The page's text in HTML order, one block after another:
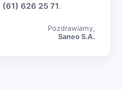
(61) 626 25 71.
Pozdrawiamy,
Saneo S.A.